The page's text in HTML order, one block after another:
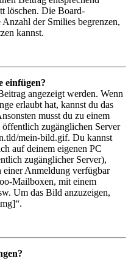
löschen. Die Board-
der Smilies begrenzen,
kannst.
einfügen?
angezeigt werden. Wenn
erlaubt hat, kannst du das
musst du zu einem
zugänglichen Server
mein-bild.gif. Du kannst
auf deinem eigenen PC
zugänglicher Server),
Anmeldung verfügbar
Mailboxen, mit einem
Um das Bild anzuzeigen,